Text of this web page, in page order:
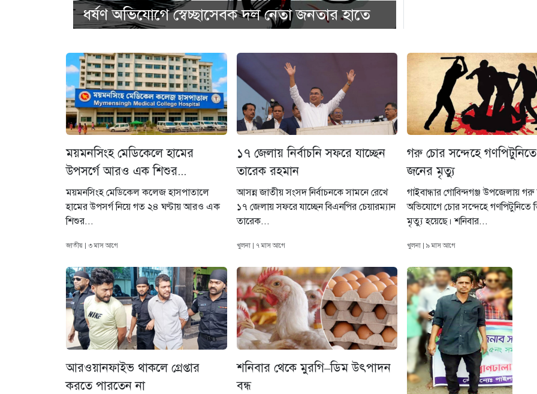
ধর্ষণ অভিযোগে স্বেচ্ছাসেবক দল নেতা জনতার হাতে
ময়মনসিংহ মেডিকেলে হামের
উপসর্গে আরও এক শিশুর...
ময়মনসিংহ মেডিকেল কলেজ হাসপাতালে
হামের উপসর্গ নিয়ে গত ২৪ ঘণ্টায় আরও এক
শিশুর...
জাতীয় | ৩ মাস আগে
১৭ জেলায় নির্বাচনি সফরে যাচ্ছেন
তারেক রহমান
আসন্ন জাতীয় সংসদ নির্বাচনকে সামনে রেখে
১৭ জেলায় সফরে যাচ্ছেন বিএনপির চেয়ারম্যান
তারেক...
খুলনা | ৭ মাস আগে
গরু চোর সন্দেহে
জনের মৃত্যু
গাইবান্ধার গোবিন্দগঞ্জ উপজেলায় গরু
অভিযোগে চোর সন্দেহে গণপিটুনিতে
মৃত্যু হয়েছে। শনিবার...
খুলনা | ৯ মাস আগে
আরওয়ানফাইভ থাকলে গ্রেপ্তার
করতে পারতেন না
শনিবার থেকে মুরগি–ডিম উৎপাদন
বন্ধ